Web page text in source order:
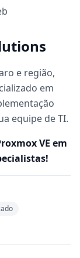
e região,
em
equipe de TI.
VE em